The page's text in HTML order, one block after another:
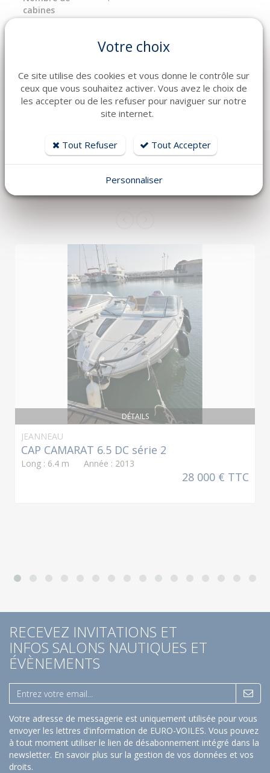
cabines
1500
Capacité
carburant
7100
VOUS AIMEREZ AUSSI
DÉTAILS
JEANNEAU
CAP CAMARAT 6.5 DC série 2
Long : 6.4 m Année : 2013
28 000 € TTC
RECEVEZ INVITATIONS ET
INFOS SALONS NAUTIQUES ET
ÉVÈNEMENTS
Votre adresse de messagerie est uniquement utilisée pour vous
envoyer les lettres d'information de EURO-VOILES. Vous pouvez
à tout moment utiliser le lien de désabonnement intégré dans la
newsletter. En savoir plus sur la gestion de vos données et vos
droits.
Votre choix
Ce site utilise des cookies et vous donne le contrôle sur
ceux que vous souhaitez activer. Vous avez le choix de
les accepter ou de les refuser pour naviguer sur notre
site internet.
Tout Refuser Tout Accepter
Personnaliser